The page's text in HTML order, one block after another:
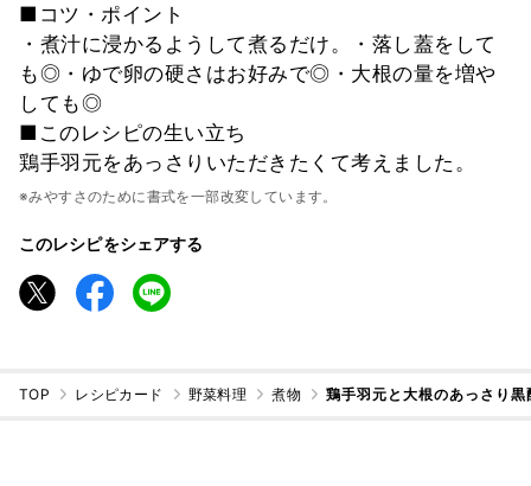
■コツ・ポイント
・煮汁に浸かるようして煮るだけ。・落し蓋をして
も◎・ゆで卵の硬さはお好みで◎・大根の量を増や
しても◎
■このレシピの生い立ち
鶏手羽元をあっさりいただきたくて考えました。
※みやすさのために書式を一部改変しています。
このレシピをシェアする
TOP レシピカード 野菜料理 煮物 鶏手羽元と大根のあっさり黒